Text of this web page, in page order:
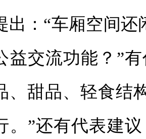
出：“车厢空间
益交流功能？”
、甜品、轻食结
。”还有代表建